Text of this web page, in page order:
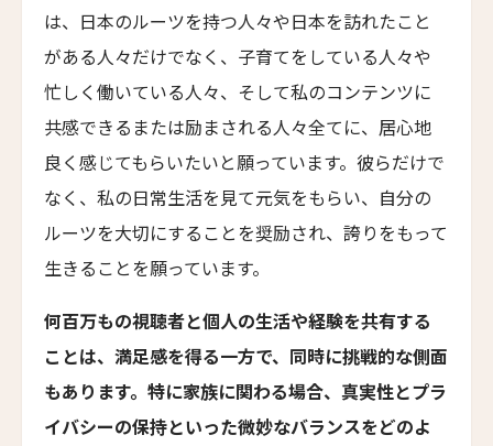
Younch Hotel Xi'an
ホテル長楽館
Hotel Chourakukan
フォションホテル京都
Fauchon L’Hotel Kyoto
ホテル・エクラ・北京
Hotel Éclat Beijing
イントゥ・ホテル・チビ
カイプー・オン・ザ・リーフ
Kaipuu on the Reef
The Dawn Luxury Hotel
は、日本のルーツを持つ人々や日本を訪れたこと
がある人々だけでなく、子育てをしている人々や
忙しく働いている人々、そして私のコンテンツに
共感できるまたは励まされる人々全てに、居心地
良く感じてもらいたいと願っています。彼らだけで
なく、私の日常生活を見て元気をもらい、自分の
ルーツを大切にすることを奨励され、誇りをもって
生きることを願っています。
何百万もの視聴者と個人の生活や経験を共有する
ことは、満足感を得る一方で、同時に挑戦的な側面
もあります。特に家族に関わる場合、真実性とプラ
イバシーの保持といった微妙なバランスをどのよ